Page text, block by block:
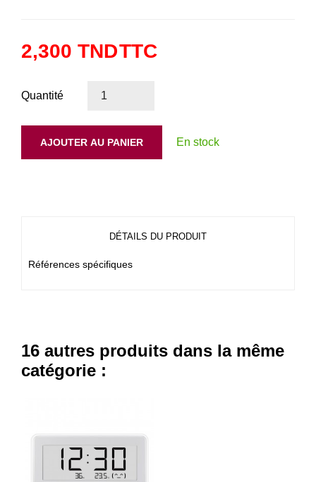
2,300 TNDTTC
Quantité
AJOUTER AU PANIER En stock
DÉTAILS DU PRODUIT
Références spécifiques
16 autres produits dans la même
catégorie :